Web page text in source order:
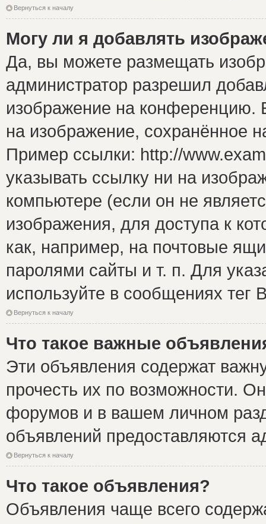
Вернуться к началу
Могу ли я добавлять
Да, вы можете размещать
администратор разрешил
изображение на конференцию.
на изображение, сохранённое
Пример ссылки: http://
указывать ссылку ни на
компьютере (если он не
изображения, для доступа к
как, например, на почтовые
паролями сайты и т. п. Для
используйте в сообщениях тег
Вернуться к началу
Что такое важные
Эти объявления содержат
прочесть их по возможности.
форумов и в вашем личном
объявлений предоставляются
Вернуться к началу
Что такое объявления?
Объявления чаще всего